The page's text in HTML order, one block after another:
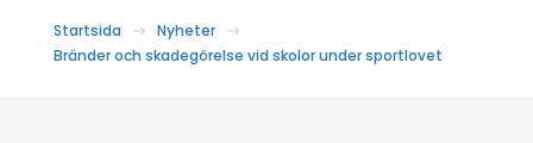
Startsida
Nyheter
Bränder och skadegörelse vid skolor under sportlovet